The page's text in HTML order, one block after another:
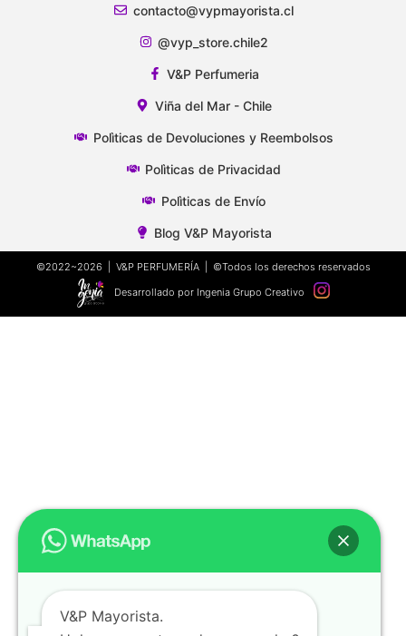
contacto@vypmayorista.cl
@vyp_store.chile2
V&P Perfumeria
Viña del Mar - Chile
Polìticas de Devoluciones y Reembolsos
Polìticas de Privacidad
Polìticas de Envío
Blog V&P Mayorista
©2022~2026 | V&P PERFUMERÍA | ©Todos los derechos reservados
Desarrollado por Ingenia Grupo Creativo
V&P Mayorista.